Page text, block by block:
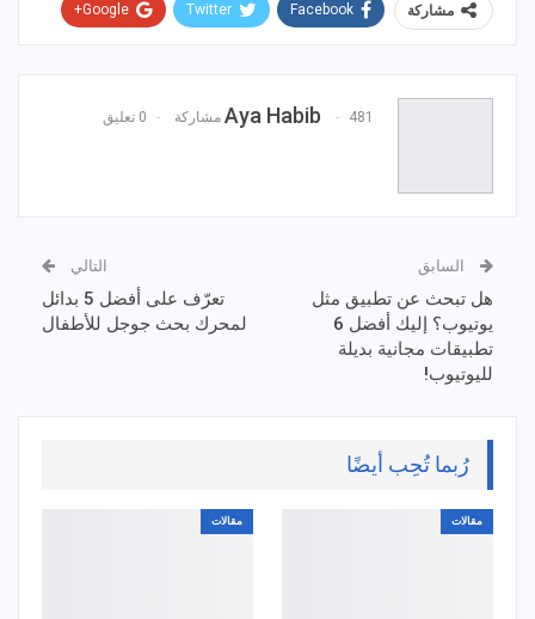
مشاركة Facebook
Twitter
Google+
Aya Habib 481 مشاركة 0 تعليق
السابق
هل تبحث عن تطبيق مثل
يوتيوب؟ إليك أفضل 6
تطبيقات مجانية بديلة
لليوتيوب!
التالي
تعرّف على أفضل 5 بدائل
لمحرك بحث جوجل للأطفال
رُبما تُحِب أيضًا
مقالات مقالات